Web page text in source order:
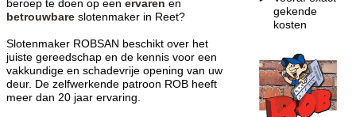
beroep te doen op een ervaren en
betrouwbare slotenmakerin Reet?
Slotenmaker ROBSAN beschikt over het
juiste gereedschap en de kennis voor een
vakkundige en schadevrije opening van uw
deur. De zelfwerkende patroon ROB heeft
meer dan 20 jaar ervaring.
gekende
kosten